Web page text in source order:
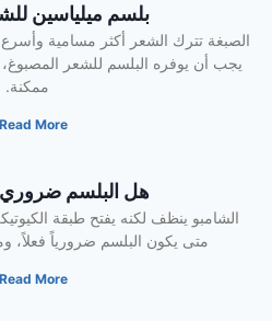
بلسم ميلياسين
الصبغة تترك الشعر أكثر مسامية وأسرع
يجب أن يوفره البلسم للشعر
ممكنة.
Read More »
هل البلسم ضروري
الشامبو ينظف لكنه يفتح طبقة
متى يكون البلسم ضرورياً فعلاً،
Read More »